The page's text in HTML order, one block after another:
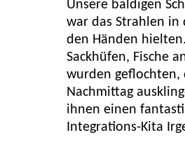
Unsere baldigen
war das Strahlen in
den Händen
Sackhüfen, Fische
wurden geflochten,
Nachmittag
ihnen einen
Integrations-Kita